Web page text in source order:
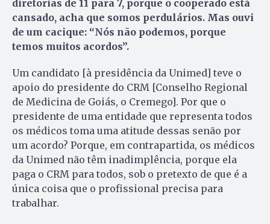
diretorias de 11 para 7, porque o cooperado está
cansado, acha que somos perdulários. Mas ouvi
de um cacique: “Nós não podemos, porque
temos muitos acordos”.
Um candidato [à presidência da Unimed] teve o
apoio do presidente do CRM [Conselho Regional
de Medicina de Goiás, o Cremego]. Por que o
presidente de uma entidade que representa todos
os médicos toma uma atitude dessas senão por
um acordo? Porque, em contrapartida, os médicos
da Unimed não têm inadimplência, porque ela
paga o CRM para todos, sob o pretexto de que é a
única coisa que o profissional precisa para
trabalhar.